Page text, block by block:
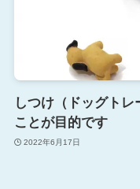
しつけ（ドッグトレ
ことが目的です
2022年6月17日